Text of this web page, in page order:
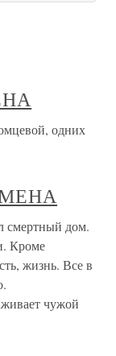
одних
дом.
Кроме
жизнь. Все в
чужой